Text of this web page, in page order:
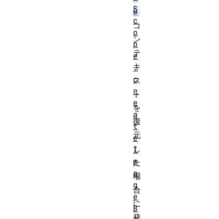
D
コ
ン
テ
キ
ス
ト
を
復
元
し
た
場
合
に
S
c
o
p
e
.
c
r
e
a
t
e
I
m
a
g
e
B